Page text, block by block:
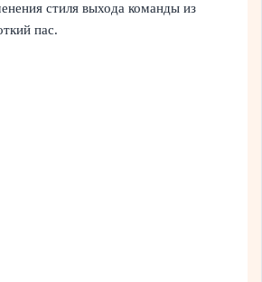
стиля выхода команды из
пас.